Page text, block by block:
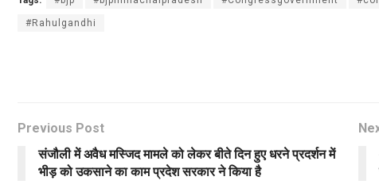
#Rahulgandhi
Previous Post
संजौली में अवैध मस्जिद मामले को लेकर बीते दिन हुए धरने प्रदर्शन में
भीड़ को उकसाने का काम प्रदेश सरकार ने किया है